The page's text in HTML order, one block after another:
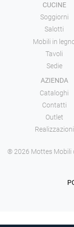
CUCINE
Soggiorni
Salotti
Mobili in
Tavoli
Sedie
AZIENDA
Cataloghi
Contatti
Outlet
Realizzazioni
® 2026 Mottes Mobili